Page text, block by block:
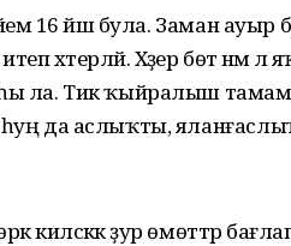
16 йәш була. Заман ауыр
хәтерләй. Хәҙер бөтә нәмә
ла. Тик ҡыйралыш
да аслыҡты,
киләсәккә ҙур өмөттәр